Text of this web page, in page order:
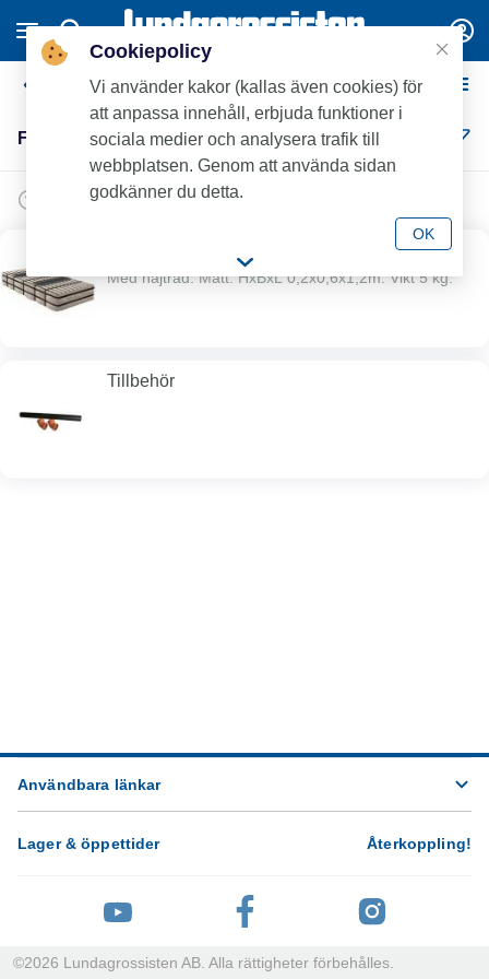
Fann (2)
Med najtråd. Mått: HxBxL 0,2x0,6x1,2m. Vikt 5 kg.
Tillbehör
Användbara länkar
Lager & öppettider Återkoppling!
©2026 Lundagrossisten AB. Alla rättigheter förbehålles.
Cookiepolicy
Vi använder kakor (kallas även cookies) för
att anpassa innehåll, erbjuda funktioner i
sociala medier och analysera trafik till
webbplatsen. Genom att använda sidan
godkänner du detta.
OK